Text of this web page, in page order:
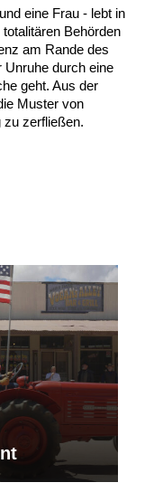
eine Frau - lebt in
Behörden
am Rande des
Unruhe durch eine
geht. Aus der
Muster von
zu zerfließen.